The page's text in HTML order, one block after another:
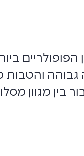
גבוהה
בין